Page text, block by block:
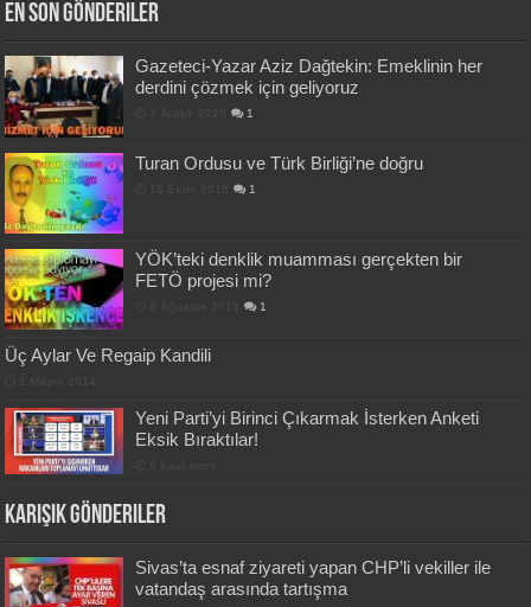
En Son Gönderiler
Gazeteci-Yazar Aziz Dağtekin: Emeklinin her
derdini çözmek için geliyoruz
1
Turan Ordusu ve Türk Birliği’ne doğru
1
YÖK’teki denklik muamması gerçekten bir
FETÖ projesi mi?
1
Üç Aylar Ve Regaip Kandili
Yeni Parti’yi Birinci Çıkarmak İsterken Anketi
Eksik Bıraktılar!
Karışık Gönderiler
Sivas’ta esnaf ziyareti yapan CHP’li vekiller ile
vatandaş arasında tartışma